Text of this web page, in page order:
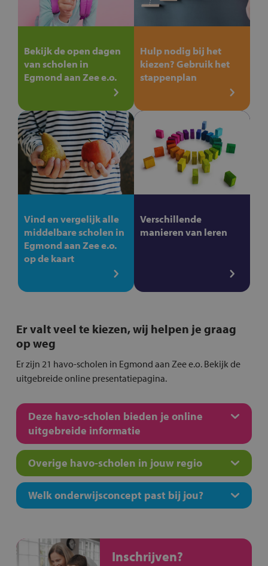
Bekijk de open dagen
van scholen in
Egmond aan Zee e.o.
Hulp nodig bij het
kiezen? Gebruik het
stappenplan
Vind en vergelijk alle
middelbare scholen in
Egmond aan Zee e.o.
op de kaart
Verschillende
manieren van leren
Er valt veel te kiezen, wij helpen je graag
op weg
Er zijn 21 havo-scholen in Egmond aan Zee e.o. Bekijk de
uitgebreide online presentatiepagina.
Deze havo-scholen bieden je online
uitgebreide informatie
Overige havo-scholen in jouw regio
Welk onderwijsconcept past bij jou?
Inschrijven?